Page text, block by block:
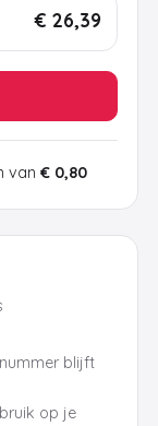
blijft
op je
€ 26,39
van € 0,80